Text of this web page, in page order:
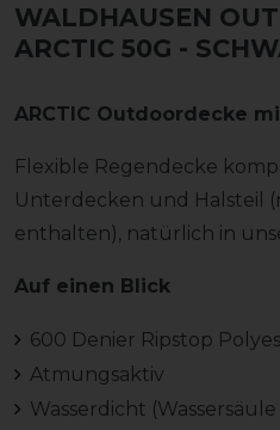
WALDHAUSEN
ARCTIC 50G -
ARCTIC Outdoordecke
Flexible Regendecke
Unterdecken und Halsteil
enthalten), natürlich in
Auf einen Blick
600 Denier Ripstop
Atmungsaktiv
Wasserdicht